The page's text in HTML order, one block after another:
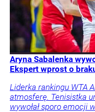
Aryna Sabalenka
Ekspert wprost o
Liderka rankingu WTA
atmosferę. Tenisistka
wywołał sporo emocji